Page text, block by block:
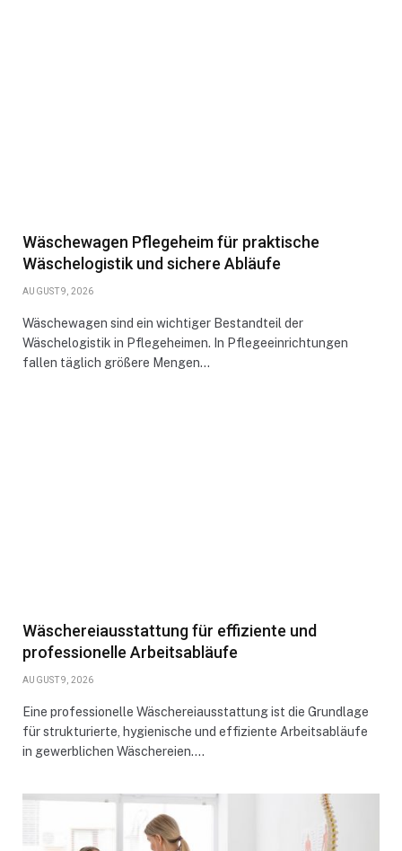
Wäschewagen Pflegeheim für praktische
Wäschelogistik und sichere Abläufe
AUGUST 9, 2026
Wäschewagen sind ein wichtiger Bestandteil der
Wäschelogistik in Pflegeheimen. In Pflegeeinrichtungen
fallen täglich größere Mengen…
Wäschereiausstattung für effiziente und
professionelle Arbeitsabläufe
AUGUST 9, 2026
Eine professionelle Wäschereiausstattung ist die Grundlage
für strukturierte, hygienische und effiziente Arbeitsabläufe
in gewerblichen Wäschereien.…